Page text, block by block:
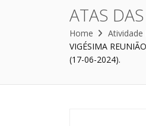
ATAS
Home Atividade
VIGÉSIMA
(17-06-2024).